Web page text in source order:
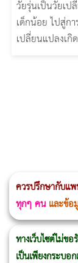
วัยรุ่นเป็นวัยเป
เด็กน้อย ไปสู่ก
เปลี่ยนแปลงเ
ควรปรึกษากับแ
ทุกๆ คน และข้อ
ทางเว็บไซต์ไม่ข
เป็นเพียงกระบ